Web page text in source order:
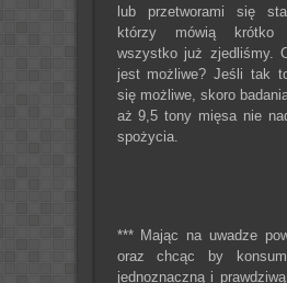
lub przetworami się
którzy mówią krótko
wszystko już zjedliśmy.
jest możliwe? Jeśli tak
się możliwe, skoro
aż 9,5 tony mięsa nie
spożycia.
*** Mając na uwadze
oraz chcąc by
jednoznaczną i